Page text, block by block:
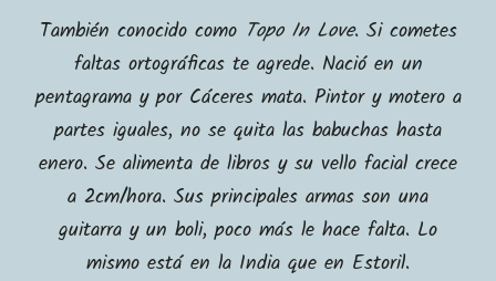
También conocido como Topo In Love. Si cometes
faltas ortográficas te agrede. Nació en un
pentagrama y por Cáceres mata. Pintor y motero a
partes iguales, no se quita las babuchas hasta
enero. Se alimenta de libros y su vello facial crece
a 2cm/hora. Sus principales armas son una
guitarra y un boli, poco más le hace falta. Lo
mismo está en la India que en Estoril.